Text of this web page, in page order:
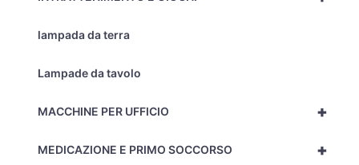
lampada da terra
Lampade da tavolo
+
MACCHINE PER UFFICIO
+
MEDICAZIONE E PRIMO SOCCORSO